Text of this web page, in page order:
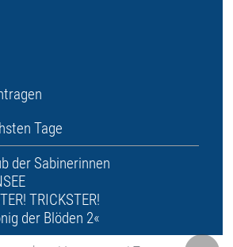
Tage
der Sabinerinnen
TRICKSTER!
der Blöden 2«